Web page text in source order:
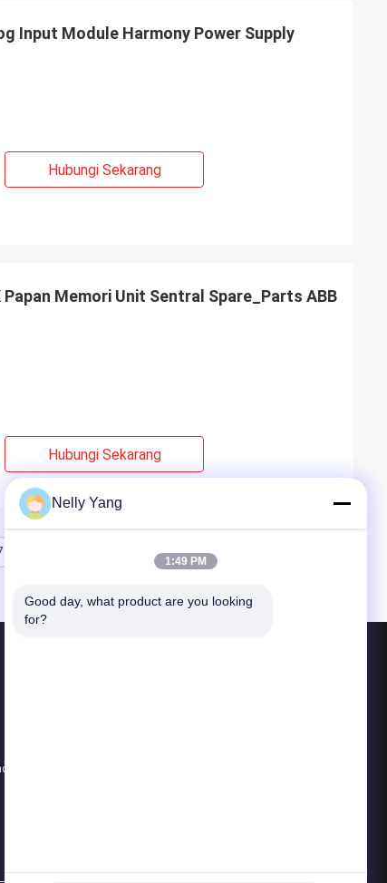
Input Module Harmony Power Supply
Hubungi Sekarang
Papan Memori Unit Sentral Spare_Parts ABB
Hubungi Sekarang
Nelly Yang
1:49 PM
Good day, what product are you looking
for?